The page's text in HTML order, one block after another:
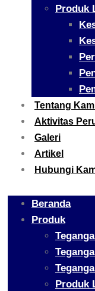
Produk
Tentang
Aktivitas
Galeri
Artikel
Hubungi
Beranda
Produk
Produk